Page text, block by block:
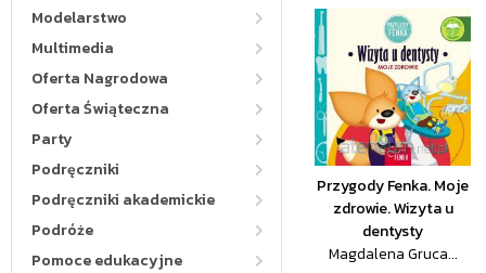
Modelarstwo
Multimedia
Oferta Nagrodowa
Oferta Świąteczna
Party
Podręczniki
Podręczniki akademickie
Podróże
Pomoce edukacyjne
Przygody Fenka. Moje
zdrowie. Wizyta u
dentysty
Magdalena Gruca...